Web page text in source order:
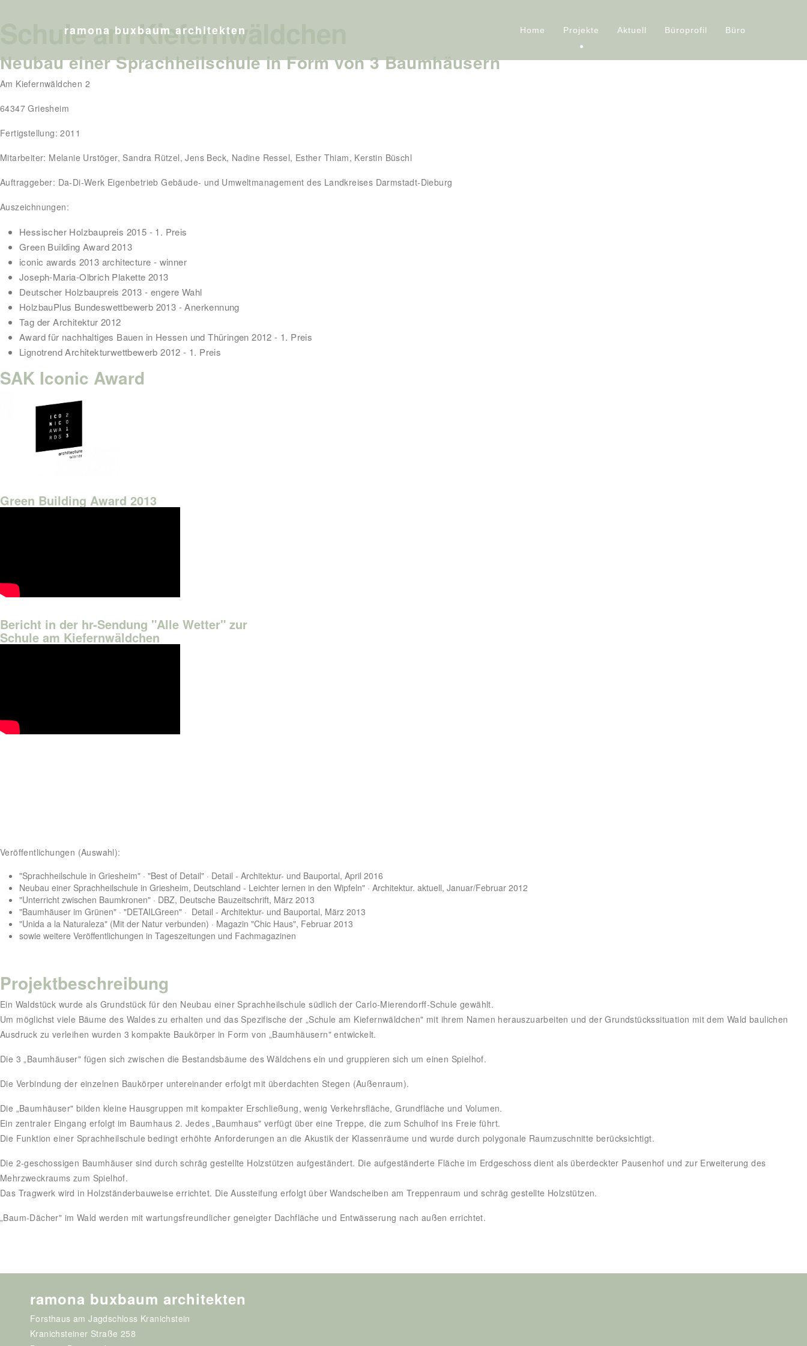
ramona buxbaum architekten Home Projekte Aktuell Büroprofil Büro
Schule am Kiefernwäldchen
Neubau einer Sprachheilschule in Form von 3 Baumhäusern
Am Kiefernwäldchen 2
64347 Griesheim
Fertigstellung: 2011
Mitarbeiter: Melanie Urstöger, Sandra Rützel, Jens Beck, Nadine Ressel, Esther Thiam, Kerstin Büschl
Auftraggeber: Da-Di-Werk Eigenbetrieb Gebäude- und Umweltmanagement des Landkreises Darmstadt-Dieburg
Auszeichnungen:
Hessischer Holzbaupreis 2015 - 1. Preis
Green Building Award 2013
iconic awards 2013 architecture - winner
Joseph-Maria-Olbrich Plakette 2013
Deutscher Holzbaupreis 2013 - engere Wahl
HolzbauPlus Bundeswettbewerb 2013 - Anerkennung
Tag der Architektur 2012
Award für nachhaltiges Bauen in Hessen und Thüringen 2012 - 1. Preis
Lignotrend Architekturwettbewerb 2012 - 1. Preis
SAK Iconic Award
Green Building Award 2013
Bericht in der hr-Sendung "Alle Wetter" zur
Schule am Kiefernwäldchen
Veröffentlichungen (Auswahl):
"Sprachheilschule in Griesheim" · "Best of Detail" · Detail - Architektur- und Bauportal, April 2016
Neubau einer Sprachheilschule in Griesheim, Deutschland - Leichter lernen in den Wipfeln" · Architektur. aktuell, Januar/Februar 2012
"Unterricht zwischen Baumkronen" · DBZ, Deutsche Bauzeitschrift, März 2013
"Baumhäuser im Grünen" · "DETAILGreen" · Detail - Architektur- und Bauportal, März 2013
"Unida a la Naturaleza" (Mit der Natur verbunden) · Magazin "Chic Haus", Februar 2013
sowie weitere Veröffentlichungen in Tageszeitungen und Fachmagazinen
Projektbeschreibung
Ein Waldstück wurde als Grundstück für den Neubau einer Sprachheilschule südlich der Carlo-Mierendorff-Schule gewählt.
Um möglichst viele Bäume des Waldes zu erhalten und das Spezifische der „Schule am Kiefernwäldchen" mit ihrem Namen herauszuarbeiten und der Grundstückssituation mit dem Wald baulichen
Ausdruck zu verleihen wurden 3 kompakte Baukörper in Form von „Baumhäusern" entwickelt.
Die 3 „Baumhäuser" fügen sich zwischen die Bestandsbäume des Wäldchens ein und gruppieren sich um einen Spielhof.
Die Verbindung der einzelnen Baukörper untereinander erfolgt mit überdachten Stegen (Außenraum).
Die „Baumhäuser" bilden kleine Hausgruppen mit kompakter Erschließung, wenig Verkehrsfläche, Grundfläche und Volumen.
Ein zentraler Eingang erfolgt im Baumhaus 2. Jedes „Baumhaus" verfügt über eine Treppe, die zum Schulhof ins Freie führt.
Die Funktion einer Sprachheilschule bedingt erhöhte Anforderungen an die Akustik der Klassenräume und wurde durch polygonale Raumzuschnitte berücksichtigt.
Die 2-geschossigen Baumhäuser sind durch schräg gestellte Holzstützen aufgeständert. Die aufgeständerte Fläche im Erdgeschoss dient als überdeckter Pausenhof und zur Erweiterung des
Mehrzweckraums zum Spielhof.
Das Tragwerk wird in Holzständerbauweise errichtet. Die Aussteifung erfolgt über Wandscheiben am Treppenraum und schräg gestellte Holzstützen.
„Baum-Dächer" im Wald werden mit wartungsfreundlicher geneigter Dachfläche und Entwässerung nach außen errichtet.
ramona buxbaum architekten
Forsthaus am Jagdschloss Kranichstein
Kranichsteiner Straße 258